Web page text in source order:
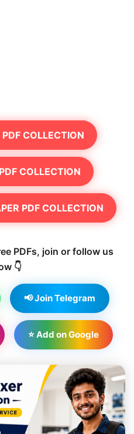
COLLECTION
COLLECTION
PDF COLLECTION
PDFs, join or follow us
👇
📢 Join Telegram
⭐ Add on Google